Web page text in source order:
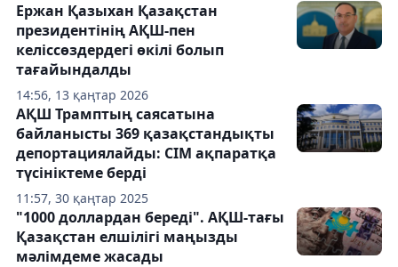
14:56, 13 қаңтар 2026
Ержан Қазыхан Қазақстан
президентінің АҚШ-пен
келіссөздердегі өкілі болып
тағайындалды
11:57, 30 қаңтар 2025
АҚШ Трамптың саясатына
байланысты 369 қазақстандықты
депортациялайды: СІМ ақпаратқа
түсініктеме берді
"1000 доллардан береді". АҚШ-тағы
Қазақстан елшілігі маңызды
мәлімдеме жасады